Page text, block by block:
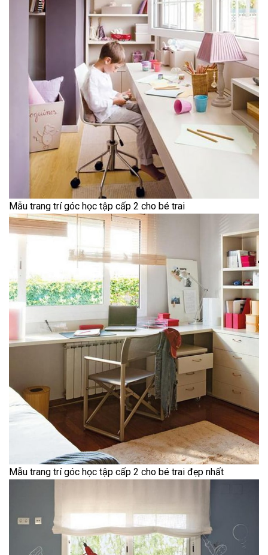
Mẫu trang trí góc học tập cấp 2 cho bé trai
Mẫu trang trí góc học tập cấp 2 cho bé trai đẹp nhất